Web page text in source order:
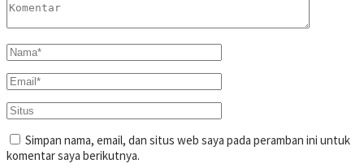
Simpan nama, email, dan situs web saya pada peramban ini untuk
komentar saya berikutnya.